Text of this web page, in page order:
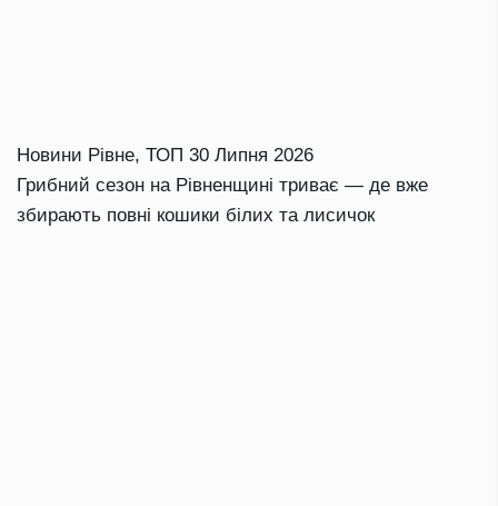
Новини Рівне, ТОП 30 Липня 2026
Грибний сезон на Рівненщині триває — де вже
збирають повні кошики білих та лисичок